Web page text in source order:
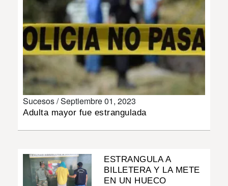
DEPORTES
MUNDO
INSÓLITAS
IMPRESO
Sucesos /Septiembre 01, 2023
Adulta mayor fue estrangulada
ESTRANGULA A
BILLETERA Y LA METE
EN UN HUECO